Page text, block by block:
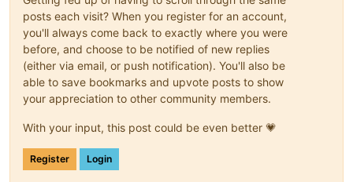
posts each visit? When you register for an account,
you'll always come back to exactly where you were
before, and choose to be notified of new replies
(either via email, or push notification). You'll also be
able to save bookmarks and upvote posts to show
your appreciation to other community members.
With your input, this post could be even better 💗
Register Login